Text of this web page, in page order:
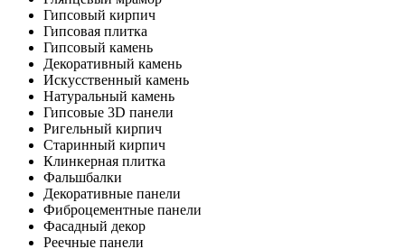
Гипсовый кирпич
Гипсовая плитка
Гипсовый камень
Декоративный камень
Искусственный камень
Натуральный камень
Гипсовые 3D панели
Ригельный кирпич
Старинный кирпич
Клинкерная плитка
Фальшбалки
Декоративные панели
Фиброцементные панели
Фасадный декор
Реечные панели